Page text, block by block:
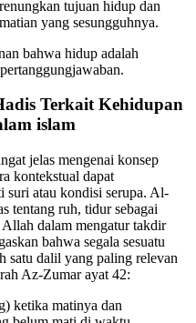
tujuan hidup dan
yang sesungguhnya.
bahwa hidup adalah
Terkait Kehidupan
islam
jelas mengenai konsep
kontekstual dapat
suri atau kondisi serupa. Al-
tentang ruh, tidur sebagai
Allah dalam mengatur takdir
bahwa segala sesuatu
satu dalil yang paling relevan
Az-Zumar ayat 42:
ketika matinya dan